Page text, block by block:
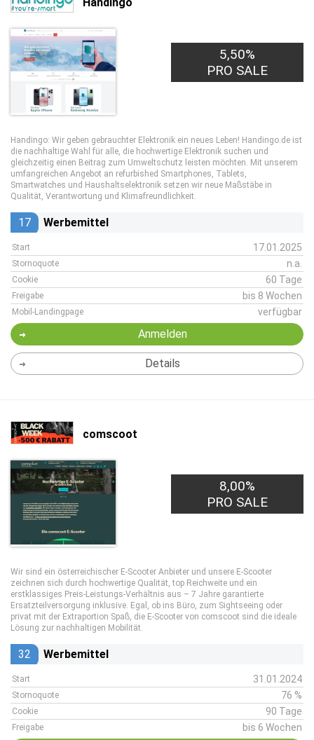
5,50%
PRO SALE
Handingo: Wir geben gebrauchter Elektronik ein neues Leben! Handingo.de ist
die nachhaltige Wahl für alle, die hochwertige Elektronik suchen und
gleichzeitig einen Beitrag zum Umweltschutz leisten möchten. Mit unserem
umfangreichen Angebot an refurbished Smartphones, Tablets,
Smartwatches und Haushaltselektronik setzen wir neue Maßstäbe in
Qualität, Verantwortung und Klimafreundlichkeit.
17 Werbemittel
Start 17.01.2025
Stornoquote n.a.
Cookie 60 Tage
Freigabe bis 8 Wochen
Mobil-Landingpage verfügbar
Anmelden
Details
comscoot
8,00%
PRO SALE
Wir sind ein österreichischer E-Scooter Anbieter und unsere E-Scooter
zeichnen sich durch hochwertige Qualität, top Reichweite und ein
erstklassiges Preis-Leistungs-Verhältnis aus – 7 Jahre garantierte
Ersatzteilversorgung inklusive. Egal, ob ins Büro, zum Sightseeing oder
privat mit der Extraportion Spaß, die E-Scooter von comscoot sind die ideale
Lösung zur nachhaltigen Mobilität.
32 Werbemittel
Start 31.01.2024
Stornoquote 76 %
Cookie 90 Tage
Freigabe bis 6 Wochen